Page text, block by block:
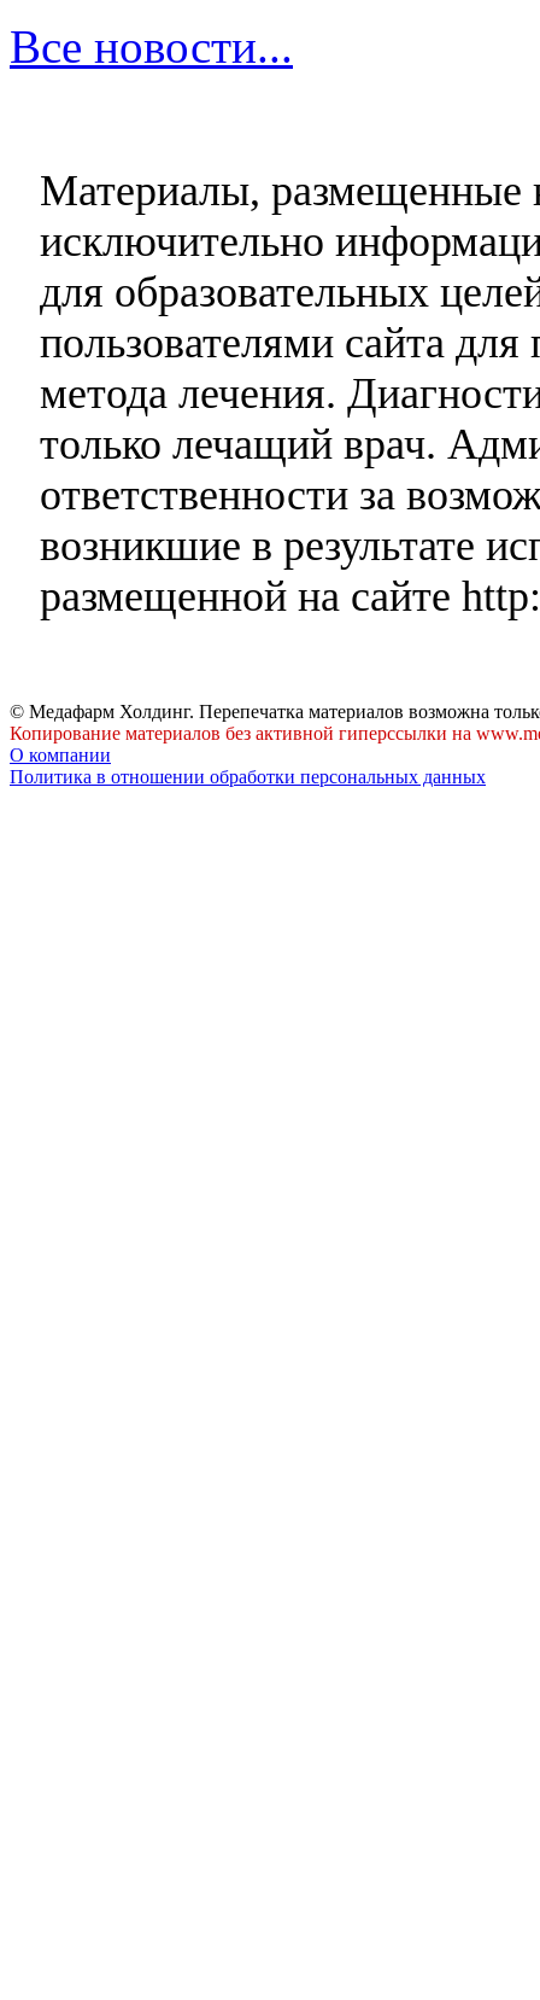
Все новости...
Материалы, размещенные
исключительно
для образовательных
пользователями сайта
метода лечения.
только лечащий врач.
ответственности за
возникшие в результате
размещенной на сайте
© Медафарм Холдинг. Перепечатка материалов возможна
Копирование материалов без активной гиперссылки на
О компании
Политика в отношении обработки персональных данных